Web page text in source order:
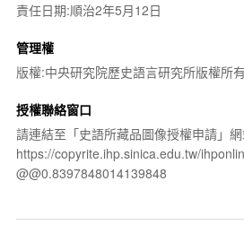
責任日期:順治2年5月12日
管理權
版權:中央研究院歷史語言研究所版權所有
授權聯絡窗口
請連結至「史語所藏品圖像授權申請」
https://copyrite.ihp.sinica.edu.tw/
@@0.8397848014139848